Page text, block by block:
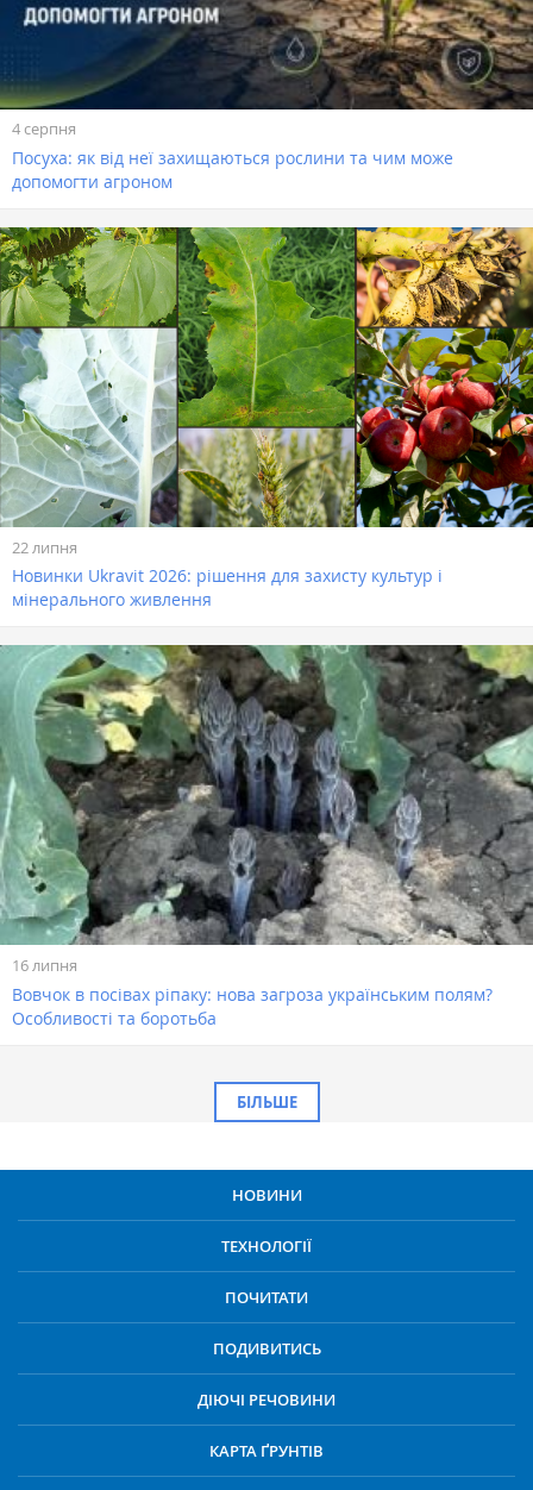
4 серпня
Посуха: як від неї захищаються рослини та чим може
допомогти агроном
22 липня
Новинки Ukravit 2026: рішення для захисту культур і
мінерального живлення
16 липня
Вовчок в посівах ріпаку: нова загроза українським полям?
Особливості та боротьба
БІЛЬШЕ
НОВИНИ
ТЕХНОЛОГІЇ
ПОЧИТАТИ
ПОДИВИТИСЬ
ДІЮЧІ РЕЧОВИНИ
КАРТА ҐРУНТІВ